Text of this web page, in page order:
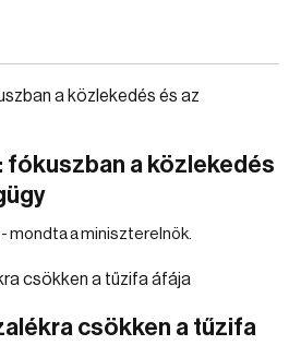
fókuszban a közlekedés
mondta a miniszterelnök.
csökken a tűzifa